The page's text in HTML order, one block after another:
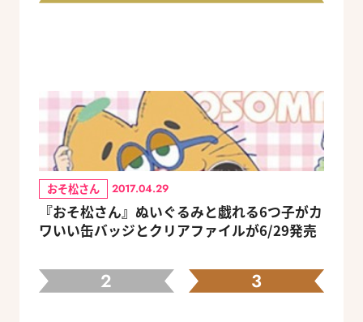
おそ松さん 2017.04.29
『おそ松さん』ぬいぐるみと戯れる6つ子がカ
ワいい缶バッジとクリアファイルが6/29発売
2 3